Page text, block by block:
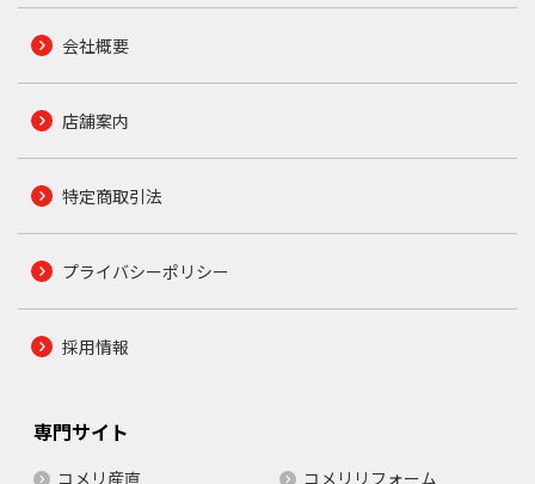
会社概要
店舗案内
特定商取引法
プライバシーポリシー
採用情報
専門サイト
コメリ産直
コメリリフォーム